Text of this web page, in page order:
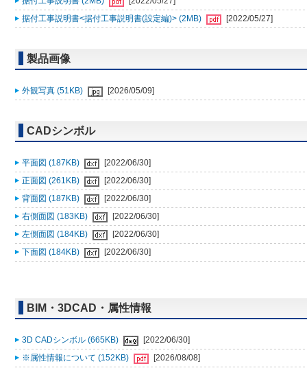
据付工事説明書<据付工事説明書(設定編)> (2MB)
[2022/05/27]
製品画像
外観写真 (51KB) [2026/05/09]
CADシンボル
平面図 (187KB)
[2022/06/30]
正面図 (261KB)
[2022/06/30]
背面図 (187KB)
[2022/06/30]
右側面図 (183KB)
[2022/06/30]
左側面図 (184KB)
[2022/06/30]
下面図 (184KB)
[2022/06/30]
BIM・3DCAD・属性情報
3D CADシンボル (665KB)
[2022/06/30]
※属性情報について (152KB)
[2026/08/08]